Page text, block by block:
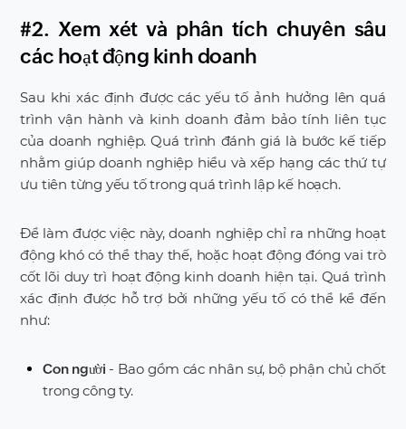
#2. Xem xét và phân tích chuyên sâu
các hoạt động kinh doanh
Sau khi xác định được các yếu tố ảnh hưởng lên quá
trình vận hành và kinh doanh đảm bảo tính liên tục
của doanh nghiệp. Quá trình đánh giá là bước kế tiếp
nhằm giúp doanh nghiệp hiểu và xếp hạng các thứ tự
ưu tiên từng yếu tố trong quá trình lập kế hoạch.
Để làm được việc này, doanh nghiệp chỉ ra những hoạt
động khó có thể thay thế, hoặc hoạt động đóng vai trò
cốt lõi duy trì hoạt động kinh doanh hiện tại. Quá trình
xác định được hỗ trợ bởi những yếu tố có thể kể đến
như:
Con người - Bao gồm các nhân sự, bộ phận chủ chốt
trong công ty.